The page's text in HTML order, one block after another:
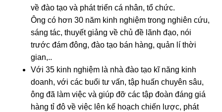
về đào tạo và phát triển cá nhân, tổ chức.
Ông có hơn 30 năm kinh nghiệm trong nghiên cứu,
sáng tác, thuyết giảng về chủ đề lãnh đạo, nói
trước đám đông, đào tạo bán hàng, quản lí thời
gian,..
Với 35 kinh nghiệm là nhà đào tạo kĩ năng kinh
doanh, với các buổi tư vấn, tập huấn chuyên sâu,
ông đã làm việc và giúp đỡ các tập đoàn đáng giá
hàng tỉ đô về việc lên kế hoạch chiến lược, phát